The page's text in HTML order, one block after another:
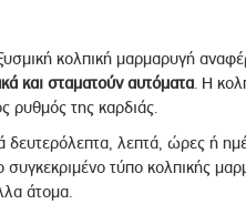
κολπική μαρμαρυγή
και σταματούν αυτόματα. Η
ρυθμός της καρδιάς.
δευτερόλεπτα, λεπτά, ώρες ή
τύπο κολπικής
άτομα.